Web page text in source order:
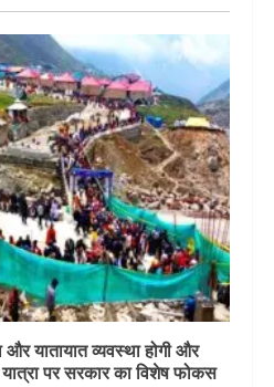
और यातायात व्यवस्था होगी और
पर सरकार का विशेष फोकस